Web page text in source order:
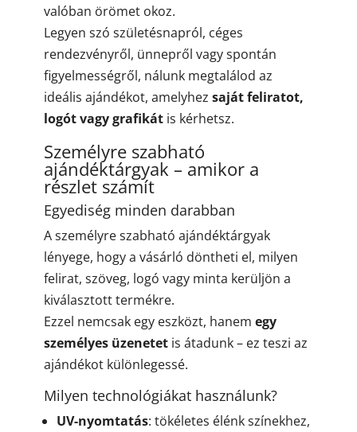
valóban örömet okoz.
Legyen szó születésnapról, céges
rendezvényről, ünnepről vagy spontán
figyelmességről, nálunk megtalálod az
ideális ajándékot, amelyhez saját feliratot,
logót vagy grafikátis kérhetsz.
Személyre szabható
ajándéktárgyak – amikor a
részlet számít
Egyediség minden darabban
A személyre szabható ajándéktárgyak
lényege, hogy a vásárló döntheti el, milyen
felirat, szöveg, logó vagy minta kerüljön a
kiválasztott termékre.
Ezzel nemcsak egy eszközt, hanem egy
személyes üzenetetis átadunk – ez teszi az
ajándékot különlegessé.
Milyen technológiákat használunk?
UV-nyomtatás: tökéletes élénk színekhez,